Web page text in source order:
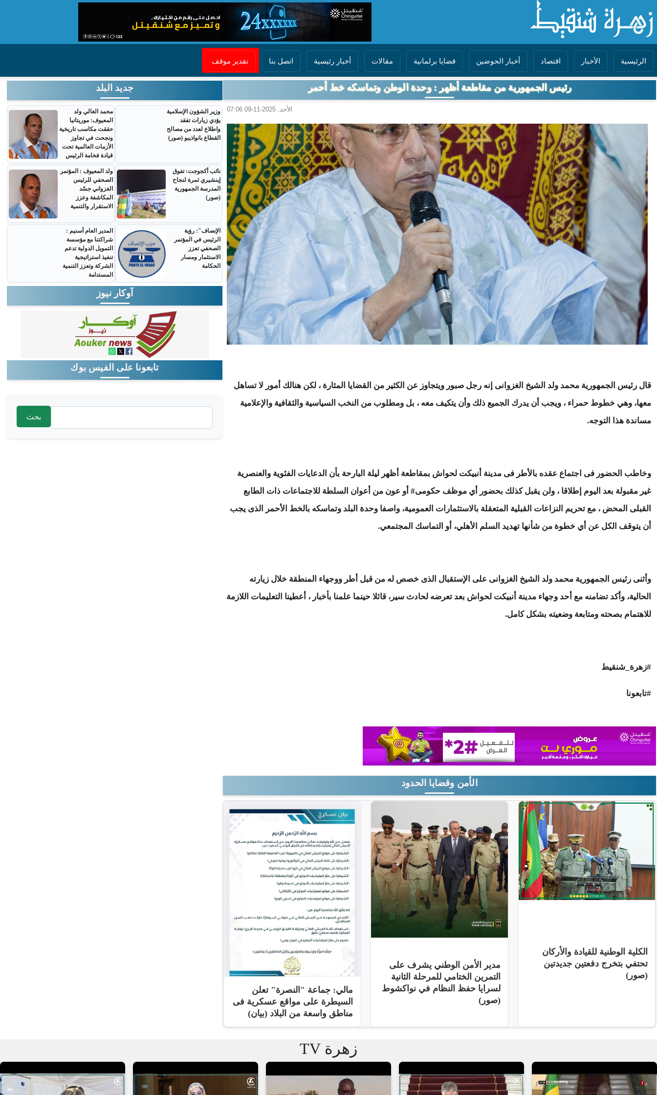
الرئيسية الأخبار اقتصاد أخبار الحوضين قضايا برلمانية مقالات أخبار رئيسية اتصل بنا تقدير موقف
رئيس الجمهورية من مقاطعة أظهر : وحدة الوطن وتماسكه خط أحمر
الأحد, 2025-11-09 07:06
قال رئيس الجمهورية محمد ولد الشيخ الغزوانى إنه رجل صبور ويتجاوز عن الكثير من القضايا المثارة ، لكن هنالك أمور لا تساهل
معها، وهي خطوط حمراء ، ويجب أن يدرك الجميع ذلك وأن يتكيف معه ، بل ومطلوب من النخب السياسية والثقافية والإعلامية
مساندة هذا التوجه.
وخاطب الحضور فى اجتماع عقده بالأطر فى مدينة أنبيكت لحواش بمقاطعة أظهر ليلة البارحة بأن الدعايات الفئوية والعنصرية
غير مقبولة بعد اليوم إطلاقا ، ولن يقبل كذلك بحضور أي موظف حكومى# أو عون من أعوان السلطة للاجتماعات ذات الطابع
القبلى المحض ، مع تحريم النزاعات القبلية المتعقلة بالاستثمارات العمومية، واصفا وحدة البلد وتماسكه بالخط الأحمر الذى يجب
أن يتوقف الكل عن أي خطوة من شأنها تهديد السلم الأهلي، أو التماسك المجتمعي.
وأثنى رئيس الجمهورية محمد ولد الشيخ الغزوانى على الإستقبال الذى خصص له من قبل أطر ووجهاء المنطقة خلال زيارته
الحالية، وأكد تضامنه مع أحد وجهاء مدينة أنبيكت لحواش بعد تعرضه لحادث سير، قائلا حينما علمنا بأخبار ، أعطينا التعليمات اللازمة
للاهتمام بصحته ومتابعة وضعيته بشكل كامل.
#زهرة_شنقيط
#تابعونا
الأمن وقضايا الحدود
الكلية الوطنية للقيادة والأركان
تحتفي بتخرج دفعتين جديدتين
(صور)
مدير الأمن الوطني يشرف على
التمرين الختامي للمرحلة الثانية
لسرايا حفظ النظام في نواكشوط
(صور)
مالي: جماعة "النصرة" تعلن
السيطرة على مواقع عسكرية فى
مناطق واسعة من البلاد (بيان)
جديد البلد
وزير الشؤون الإسلامية
يؤدي زيارات تفقد
واطلاع لعدد من مصالح
القطاع بانواذيبو (صور)
محمد الغالي ولد
المعيوف: موريتانيا
حققت مكاسب تاريخية
ونجحت في تجاوز
الأزمات العالمية تحت
قيادة فخامة الرئيس
نائب أكجوجت: تفوق
إينشيري ثمرة لنجاح
المدرسة الجمهورية
(صور)
ولد المعيوف : المؤتمر
الصحفي للرئيس
الغزواني جسّد
المكاشفة وعزز
الاستقرار والتنمية
الإنصاف": رؤية
الرئيس في المؤتمر
الصحفي تعزز
الاستثمار ومسار
الحكامة
المدير العام أسنيم :
شراكتنا مع مؤسسة
التمويل الدولية تدعم
تنفيذ استراتيجية
الشركة وتعزز التنمية
المستدامة
آوكار نيوز
تابعونا على الفيس بوك
‏بحث ‏
زهرة TV